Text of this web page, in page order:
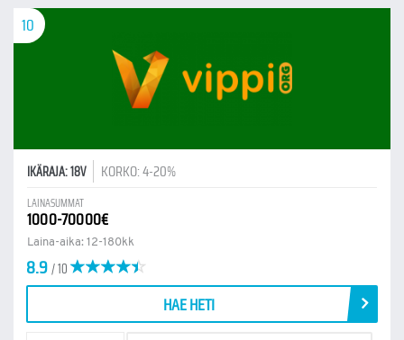
10
IKÄRAJA: 18V KORKO: 4-20%
LAINASUMMAT
1000-70000€
Laina-aika: 12-180kk
8.9/ 10
HAE HETI